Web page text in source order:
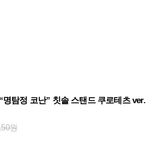
명탐정 코난” 칫솔 스탠드 쿠로테츠 ver.
원